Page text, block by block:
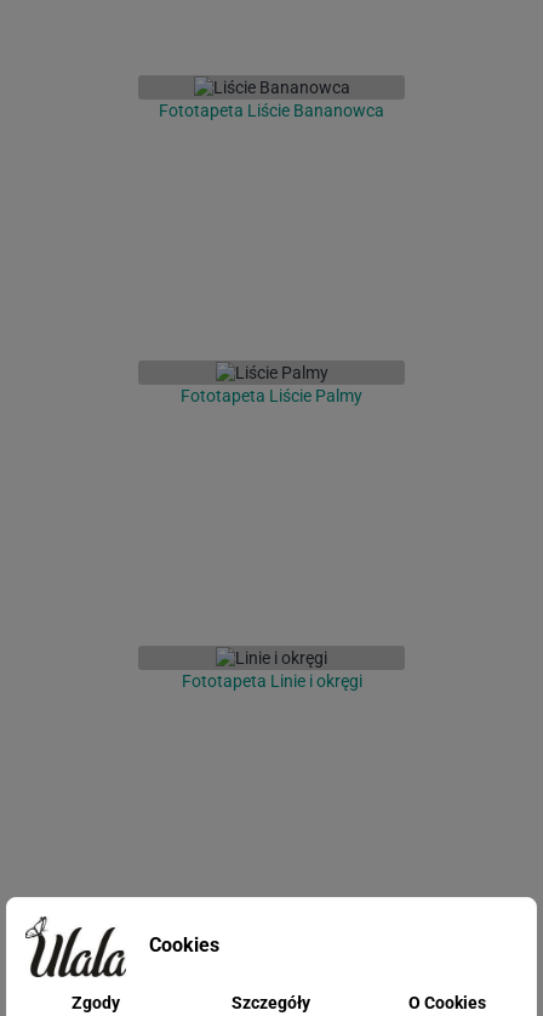
Fototapeta Liście Bananowca
Fototapeta Liście Palmy
Fototapeta Linie i okręgi
Cookies
Zgody Szczegóły O Cookies